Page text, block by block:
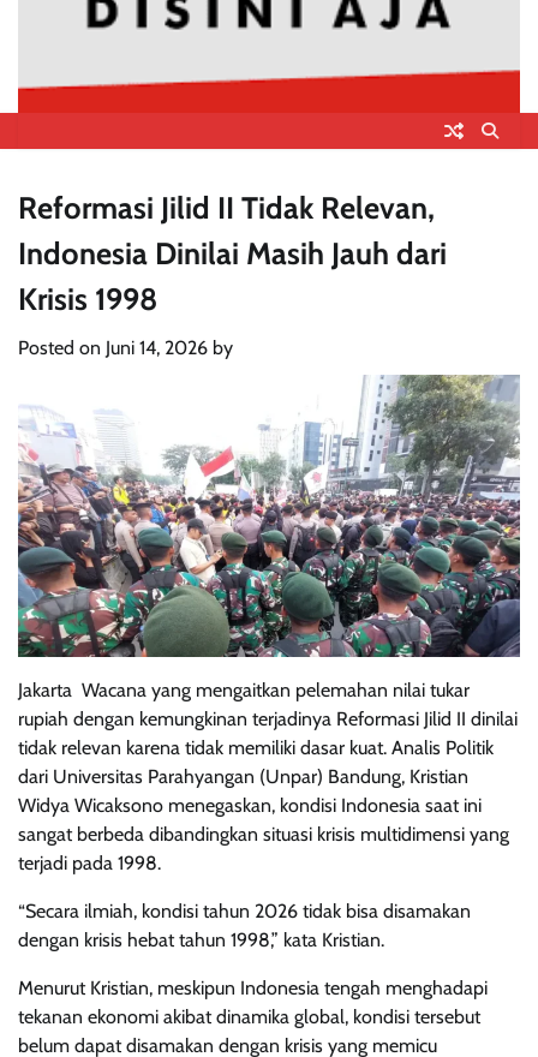
Reformasi Jilid II Tidak Relevan,
Indonesia Dinilai Masih Jauh dari
Krisis 1998
Posted on Juni 14, 2026 by
Jakarta  Wacana yang mengaitkan pelemahan nilai tukar
rupiah dengan kemungkinan terjadinya Reformasi Jilid II dinilai
tidak relevan karena tidak memiliki dasar kuat. Analis Politik
dari Universitas Parahyangan (Unpar) Bandung, Kristian
Widya Wicaksono menegaskan, kondisi Indonesia saat ini
sangat berbeda dibandingkan situasi krisis multidimensi yang
terjadi pada 1998.
“Secara ilmiah, kondisi tahun 2026 tidak bisa disamakan
dengan krisis hebat tahun 1998,” kata Kristian.
Menurut Kristian, meskipun Indonesia tengah menghadapi
tekanan ekonomi akibat dinamika global, kondisi tersebut
belum dapat disamakan dengan krisis yang memicu